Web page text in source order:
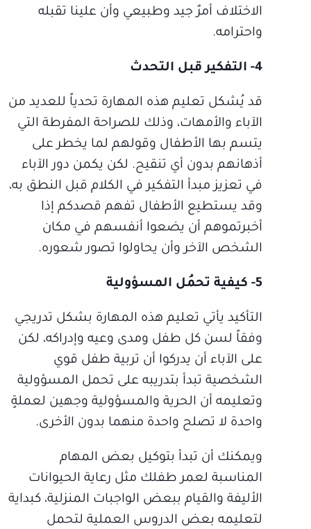
الاختلاف أمرٌ جيد وطبيعي وأن علينا تقبله
واحترامه.
4- التفكير قبل التحدث
قد يُشكل تعليم هذه المهارة تحدياً للعديد من
الآباء والأمهات، وذلك للصراحة المفرطة التي
يتسم بها الأطفال وقولهم لما يخطر على
أذهانهم بدون أي تنقيح. لكن يكمن دور الآباء
في تعزيز مبدأ التفكير في الكلام قبل النطق به،
وقد يستطيع الأطفال تفهم قصدكم إذا
أخبرتموهم أن يضعوا أنفسهم في مكان
الشخص الآخر وأن يحاولوا تصور شعوره.
5- كيفية تحمُل المسؤولية
التأكيد يأتي تعليم هذه المهارة بشكل تدريجي
وفقاً لسن كل طفل ومدى وعيه وإدراكه، لكن
على الآباء أن يدركوا أن تربية طفل قوي
الشخصية تبدأ بتدريبه على تحمل المسؤولية
وتعليمه أن الحرية والمسؤولية وجهين لعملةٍ
واحدة لا تصلح واحدة منهما بدون الأخرى.
ويمكنك أن تبدأ بتوكيل بعض المهام
المناسبة لعمر طفلك مثل رعاية الحيوانات
الأليفة والقيام ببعض الواجبات المنزلية، كبداية
لتعليمه بعض الدروس العملية لتحمل